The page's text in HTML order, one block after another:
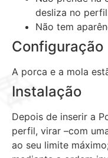
desliza no
Não tem
Configuração
A porca e a mola
Instalação
Depois de inserir a
perfil, virar –com
ao seu limite